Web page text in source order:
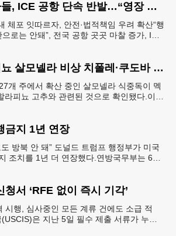
항공사들, ICE 공항 단속 반발…“영장 없인 협조 불가”
체포 잇따르자, 안전·법적책임 우려 확산“행
로는 안돼”, 전국 공항 곳곳 마찰 증가, ICE
할라피뇨 살모넬라 비상 치폴레·쿠도바 긴급 회수
개 주에서 확산 중인 살모넬라 식중독이 멕
라피뇨 고추와 관련된 것으로 확인됐다.이에
금지 1년 연장
방북 안 돼” 도널드 트럼프 행정부가 미국
조치를 1년 더 연장했다.연방국무부는 6일
서 ‘RFE 없이 즉시 기각’
시행, 심사중인 모든 계류 건에도 소급 적
은 지난 5일 필수 제출 서류가 누락